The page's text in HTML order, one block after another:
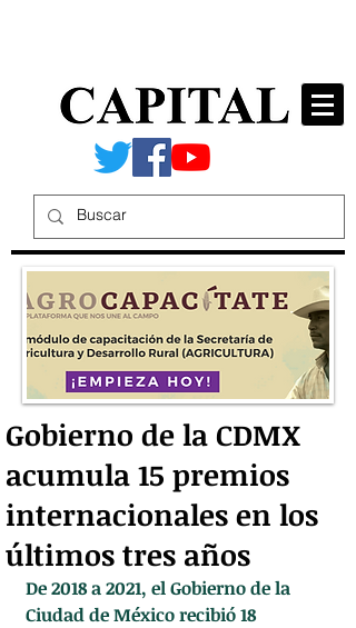
Gobierno de la CDMX
acumula 15 premios
internacionales en los
últimos tres años
De 2018 a 2021, el Gobierno de la
Ciudad de México recibió 18